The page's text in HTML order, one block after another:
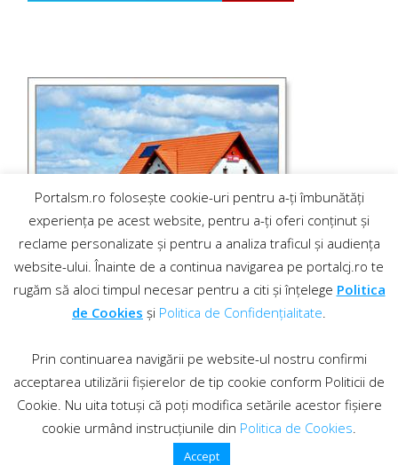
Contact·Regulament comentarii
© 2019 PortalCJ.ro. Toate drepturile sunt rezervate.
Portalsm.ro folosește cookie-uri pentru a-ți îmbunătăți
experiența pe acest website, pentru a-ți oferi conținut și
reclame personalizate și pentru a analiza traficul și audiența
website-ului. Înainte de a continua navigarea pe portalcj.ro te
rugăm să aloci timpul necesar pentru a citi și înțelege Politica
de Cookies și Politica de Confidențialitate.
Prin continuarea navigării pe website-ul nostru confirmi
acceptarea utilizării fișierelor de tip cookie conform Politicii de
Cookie. Nu uita totuși că poți modifica setările acestor fișiere
cookie urmând instrucțiunile din Politica de Cookies.
Accept